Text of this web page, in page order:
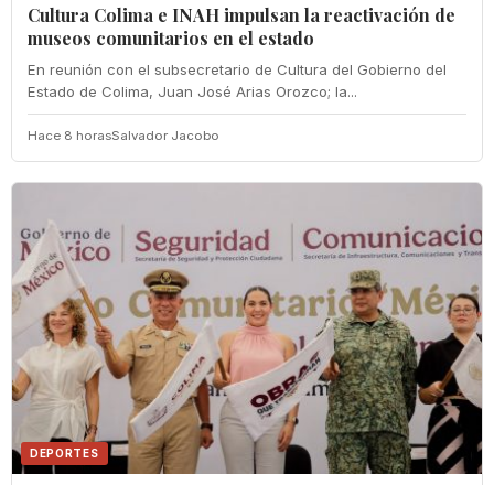
Cultura Colima e INAH impulsan la reactivación de
museos comunitarios en el estado
En reunión con el subsecretario de Cultura del Gobierno del
Estado de Colima, Juan José Arias Orozco; la...
Hace 8 horasSalvador Jacobo
DEPORTES